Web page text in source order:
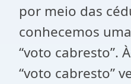
por meio das
conhecemos
“voto cabresto”.
“voto cabresto”